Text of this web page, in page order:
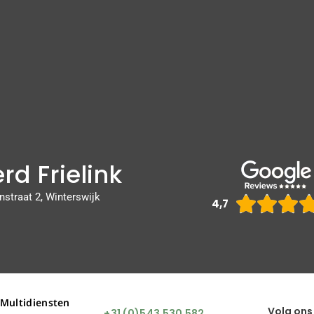
Frielink
2, Winterswijk 4,7 
Volg